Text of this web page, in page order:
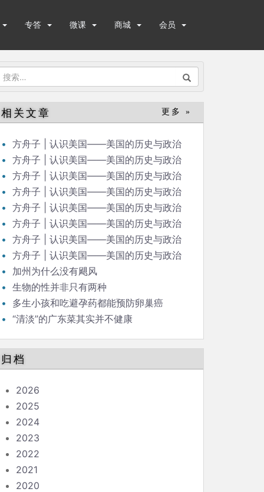
专答 微课 商城 会员
搜
：
相关文章 更多 »
方舟子 | 认识美国——美国的历史与政治
（48）
方舟子 | 认识美国——美国的历史与政治
（47）
方舟子 | 认识美国——美国的历史与政治
（46）
方舟子 | 认识美国——美国的历史与政治
（45）
方舟子 | 认识美国——美国的历史与政治
（44）
方舟子 | 认识美国——美国的历史与政治
（42）
方舟子 | 认识美国——美国的历史与政治
（43）
方舟子 | 认识美国——美国的历史与政治
（41）
加州为什么没有飓风
生物的性并非只有两种
多生小孩和吃避孕药都能预防卵巢癌
“清淡”的广东菜其实并不健康
归档
2026
2025
2024
2023
2022
2021
2020